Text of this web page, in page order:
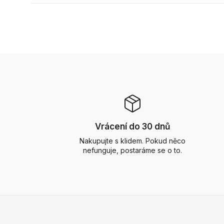
Vrácení do 30 dnů
Nakupujte s klidem. Pokud něco
nefunguje, postaráme se o to.